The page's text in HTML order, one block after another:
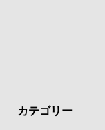
カテゴリー